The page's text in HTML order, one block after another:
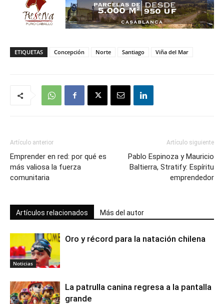
ETIQUETAS Concepción Norte Santiago Viña del Mar
Artículo anterior
Emprender en red: por qué es
más valiosa la fuerza
comunitaria
Artículo siguiente
Pablo Espinoza y Mauricio
Baltierra, Stratify: Espíritu
emprendedor
Artículos relacionados Más del autor
Noticias
Oro y récord para la natación chilena
La patrulla canina regresa a la pantalla
grande